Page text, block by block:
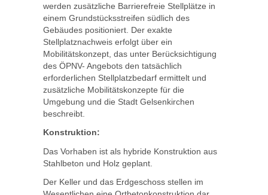
werden zusätzliche Barrierefreie Stellplätze in
einem Grundstücksstreifen südlich des
Gebäudes positioniert. Der exakte
Stellplatznachweis erfolgt über ein
Mobilitätskonzept, das unter Berücksichtigung
des ÖPNV- Angebots den tatsächlich
erforderlichen Stellplatzbedarf ermittelt und
zusätzliche Mobilitätskonzepte für die
Umgebung und die Stadt Gelsenkirchen
beschreibt.
Konstruktion:
Das Vorhaben ist als hybride Konstruktion aus
Stahlbeton und Holz geplant.
Der Keller und das Erdgeschoss stellen im